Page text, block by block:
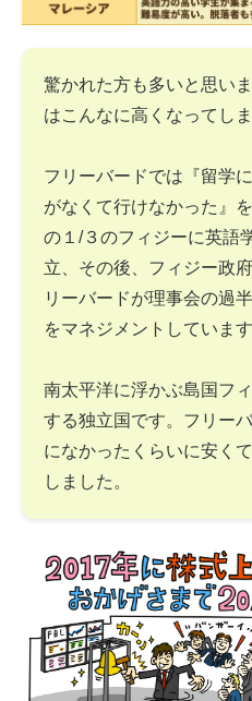
驚かれた方も多いと思い
はこんなに高くなってしま
フリーバードでは『留学
がなくて行けなかった』
の１/３のフィジーに英語
立、その後、フィジー政
リーバードが理事会の過
をマネジメントしています
南太平洋に浮かぶ島国フ
する独立国です。フリー
になかったくらいに安く
しました。